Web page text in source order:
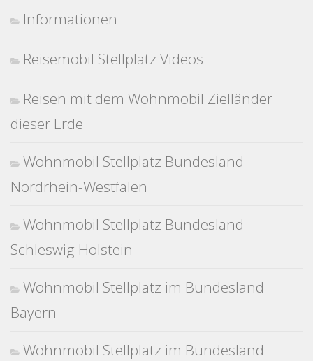
Informationen
Reisemobil Stellplatz Videos
Reisen mit dem Wohnmobil Zielländer
dieser Erde
Wohnmobil Stellplatz Bundesland
Nordrhein-Westfalen
Wohnmobil Stellplatz Bundesland
Schleswig Holstein
Wohnmobil Stellplatz im Bundesland
Bayern
Wohnmobil Stellplatz im Bundesland